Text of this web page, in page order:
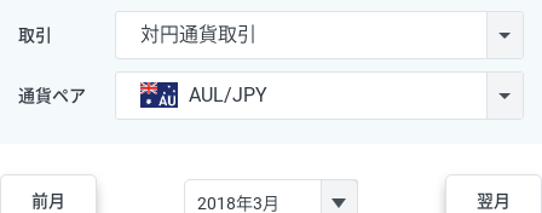
取引 対円通貨取引
通貨ペア AUL/JPY
前月 翌月